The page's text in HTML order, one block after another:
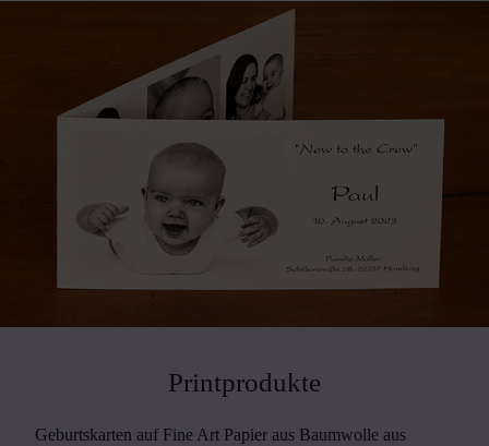
Printprodukte
Geburtskarten auf Fine Art Papier aus Baumwolle aus